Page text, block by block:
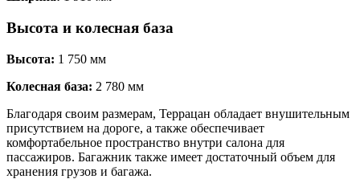
Высота и колесная база
Высота: 1 750 мм
Колесная база: 2 780 мм
Благодаря своим размерам, Террацан обладает внушительным
присутствием на дороге, а также обеспечивает
комфортабельное пространство внутри салона для
пассажиров. Багажник также имеет достаточный объем для
хранения грузов и багажа.